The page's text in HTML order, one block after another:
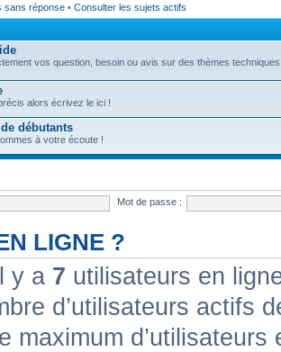
sans réponse • Consulter les sujets actifs
vos question, besoin ou avis sur des thèmes
alors écrivez le ici !
débutants
à votre écoute !
Mot de passe :
LIGNE ?
y a 7 utilisateurs en
d’utilisateurs actifs
maximum